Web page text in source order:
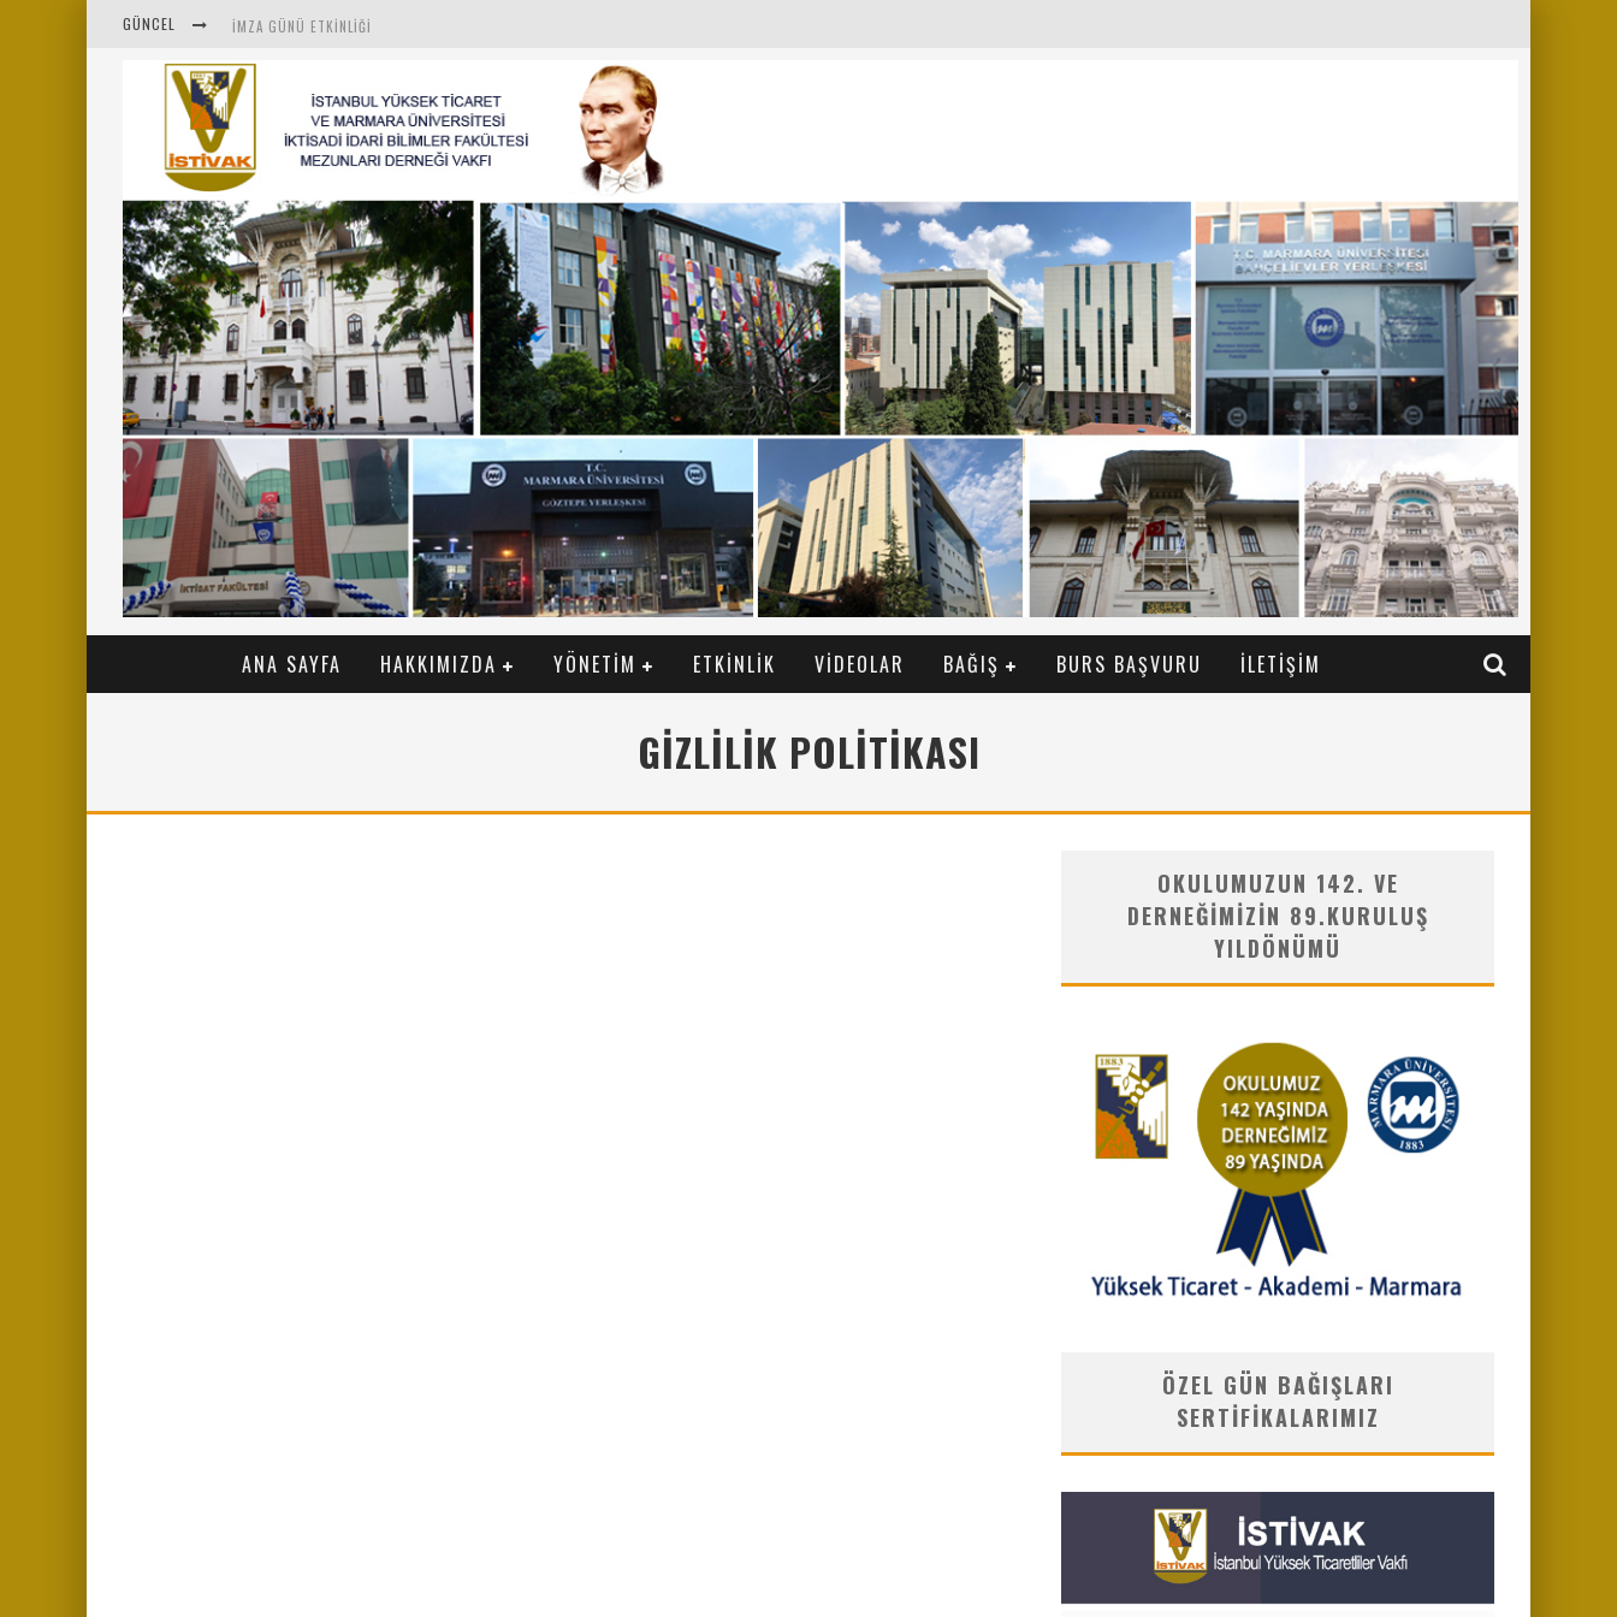
GÜNCEL İMZA GÜNÜ ETKINLIĞI
İSTİVAK 2025 HAZIRAN AYI OLAĞAN YÖNETIM KURULU
İSTİVAK 2025 NISAN AYI YÖNETIM KURULU TOPLANTISI
MENTÖR-MARMARA PROJESI KAHVALTI BULUŞMASI
“RUH VE BEDENİN UYANIŞI” KONULU ETKINLIĞIMIZDEN KARELER
SAHNE SANATLARINDA İZ BIRAKAN CUMHURİYET KADINLARI
MARMARA ÜNIVERSITESI REKTÖRÜ SAYIN MEHMET EMIN OKUR’A NEZAKET ZIYARETI
ANA SAYFA HAKKIMIZDA YÖNETIM ETKINLIK VIDEOLAR BAĞIŞ BURS BAŞVURU İLETIŞIM
GIZLILIK POLITIKASI
OKULUMUZUN 142. VE
DERNEĞIMIZIN 89.KURULUŞ
YILDÖNÜMÜ
ÖZEL GÜN BAĞIŞLARI
SERTIFIKALARIMIZ